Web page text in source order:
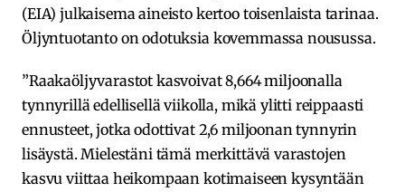
(EIA) julkaisema aineisto kertoo toisenlaista tarinaa.
Öljyntuotanto on odotuksia kovemmassa nousussa.
”Raakaöljyvarastot kasvoivat 8,664 miljoonalla
tynnyrillä edellisellä viikolla, mikä ylitti reippaasti
ennusteet, jotka odottivat 2,6 miljoonan tynnyrin
lisäystä. Mielestäni tämä merkittävä varastojen
kasvu viittaa heikompaan kotimaiseen kysyntään